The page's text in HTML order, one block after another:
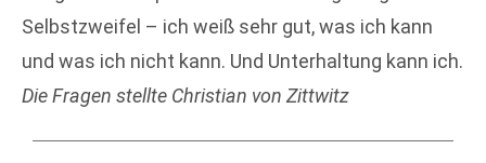
Selbstzweifel – ich weiß sehr gut, was ich kann
und was ich nicht kann. Und Unterhaltung kann ich.
Die Fragen stellte Christian von Zittwitz